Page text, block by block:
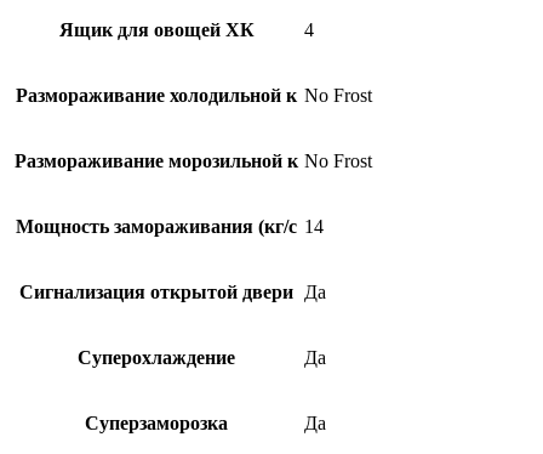
Ящик для овощей ХК 4
Размораживание холодильной к No Frost
Размораживание морозильной к No Frost
Мощность замораживания (кг/c 14
Сигнализация открытой двери Да
Суперохлаждение Да
Суперзаморозка Да